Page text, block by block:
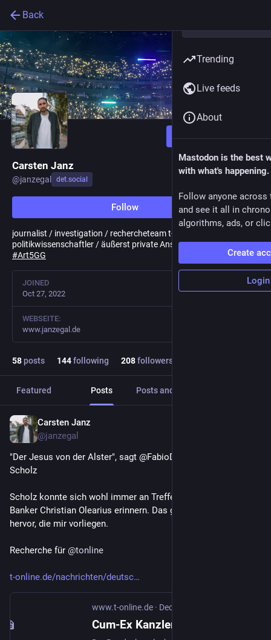
Back
Follow
Carsten Janz
@janzegal det.social
Follow
journalist / investigation / rechercheteam t-online /
politikwissenschaftler / äußerst private Ansichten /#Art3GG/
#Art5GG
JOINED
Oct 27, 2022
WEBSEITE:
www.janzegal.de
58posts 144following 208followers
Featured Posts Posts and replies
Carsten Janz
@janzegal
"Der Jesus von der Alster", sagt @FabioDeMasi über Olaf
Scholz
Scholz konnte sich wohl immer an Treffen mit dem Warburg-
Banker Christian Olearius erinnern. Das geht aus Dokumenten
hervor, die mir vorliegen.
Recherche für @tonline
t-online.de/nachrichten/deutsc
www.t-online.de · Dec 2, 2023
Trending
Live feeds
About
Mastodon is the best
with what's happening.
Follow anyone across
and see it all in
algorithms, ads, or
Create
Login